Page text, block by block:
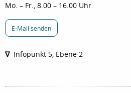
Mo. – Fr., 8.00 – 16.00 Uhr
E-Mail senden
∇ Infopunkt 5, Ebene 2